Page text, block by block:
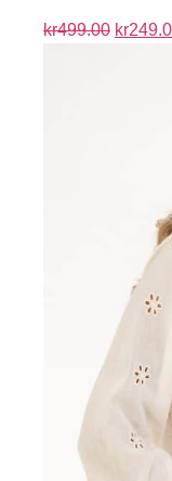
kr499.00 kr